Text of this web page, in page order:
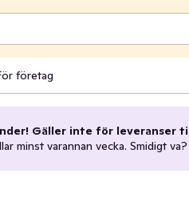
företag
Gäller inte för leveranser
minst varannan vecka. Smidigt va?